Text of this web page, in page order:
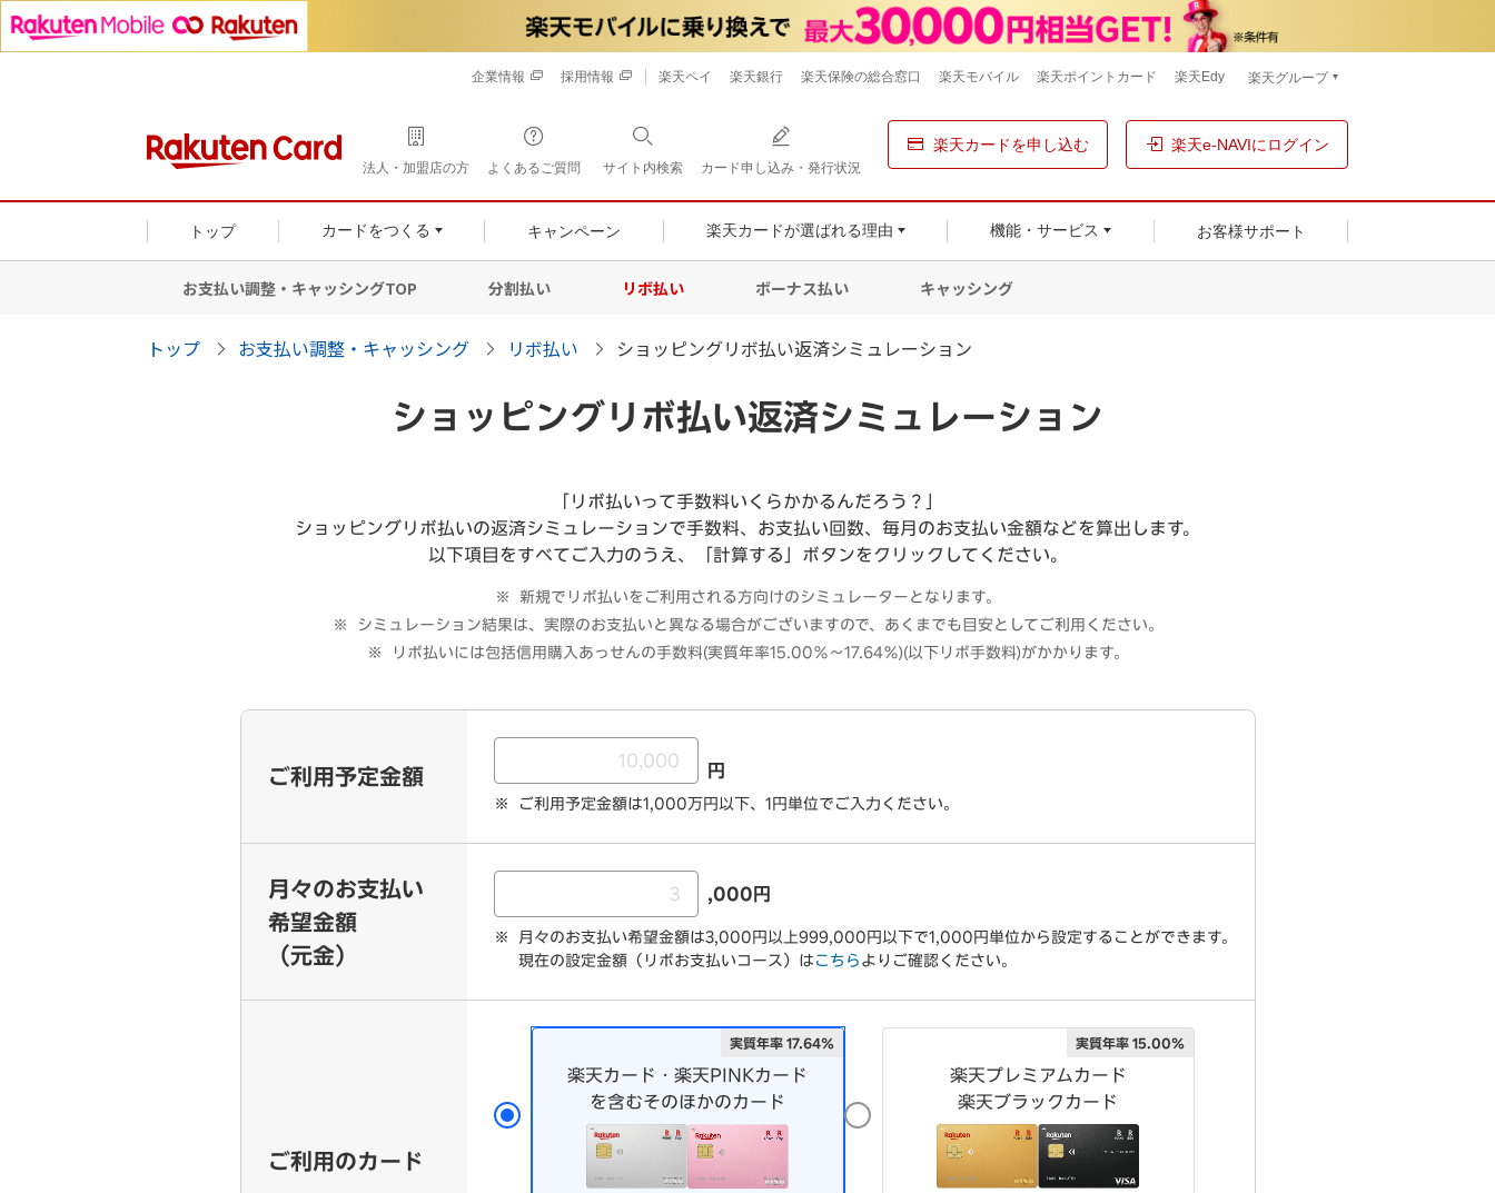
企業情報 採用情報 楽天ペイ 楽天銀行 楽天保険の総合窓口 楽天モバイル 楽天ポイントカード 楽天Edy 楽天グループ
法人・加盟店の方 よくあるご質問 サイト内検索 カード申し込み・発行状況
楽天カードを申し込む 楽天e-NAVIにログイン
トップ カードをつくる キャンペーン 楽天カードが選ばれる理由 機能・サービス お客様サポート
お支払い調整・キャッシングTOP 分割払い リボ払い ボーナス払い キャッシング
トップ お支払い調整・キャッシング リボ払い ショッピングリボ払い返済シミュレーション
ショッピングリボ払い返済シミュレーション
「リボ払いって手数料いくらかかるんだろう？」
ショッピングリボ払いの返済シミュレーションで手数料、お支払い回数、毎月のお支払い金額などを算出します。
以下項目をすべてご入力のうえ、「計算する」ボタンをクリックしてください。
新規でリボ払いをご利用される方向けのシミュレーターとなります。
シミュレーション結果は、実際のお支払いと異なる場合がございますので、あくまでも目安としてご利用ください。
リボ払いには包括信用購入あっせんの手数料(実質年率15.00％～17.64％)(以下リボ手数料)がかかります。
ご利用予定金額 円
ご利用予定金額は1,000万円以下、1円単位でご入力ください。
月々のお支払い
希望金額
（元金）
,000円
月々のお支払い希望金額は3,000円以上999,000円以下で1,000円単位から設定することができます。
現在の設定金額（リボお支払いコース）は こちら よりご確認ください。
ご利用のカード
実質年率 17.64％
楽天カード・楽天PINKカード
を含むそのほかのカード
実質年率 15.00％
楽天プレミアムカード
楽天ブラックカード